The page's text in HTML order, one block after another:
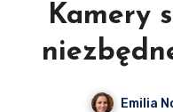
Kamery
Emilia